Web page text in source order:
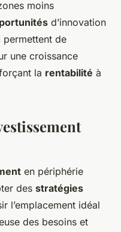
moins
d’innovation
de
une croissance
la rentabilité à
en périphérie
des stratégies
l’emplacement idéal
des besoins et